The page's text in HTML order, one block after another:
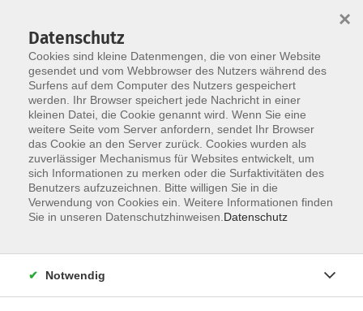
Skip to main content
Der Kurs konnte nicht gefunden werden.
Datenschutz
Cookies sind kleine Datenmengen, die von einer Website
gesendet und vom Webbrowser des Nutzers während des
Surfens auf dem Computer des Nutzers gespeichert
werden. Ihr Browser speichert jede Nachricht in einer
kleinen Datei, die Cookie genannt wird. Wenn Sie eine
weitere Seite vom Server anfordern, sendet Ihr Browser
das Cookie an den Server zurück. Cookies wurden als
zuverlässiger Mechanismus für Websites entwickelt, um
sich Informationen zu merken oder die Surfaktivitäten des
Benutzers aufzuzeichnen. Bitte willigen Sie in die
Verwendung von Cookies ein. Weitere Informationen finden
Sie in unseren Datenschutzhinweisen. Datenschutz
×
Notwendig